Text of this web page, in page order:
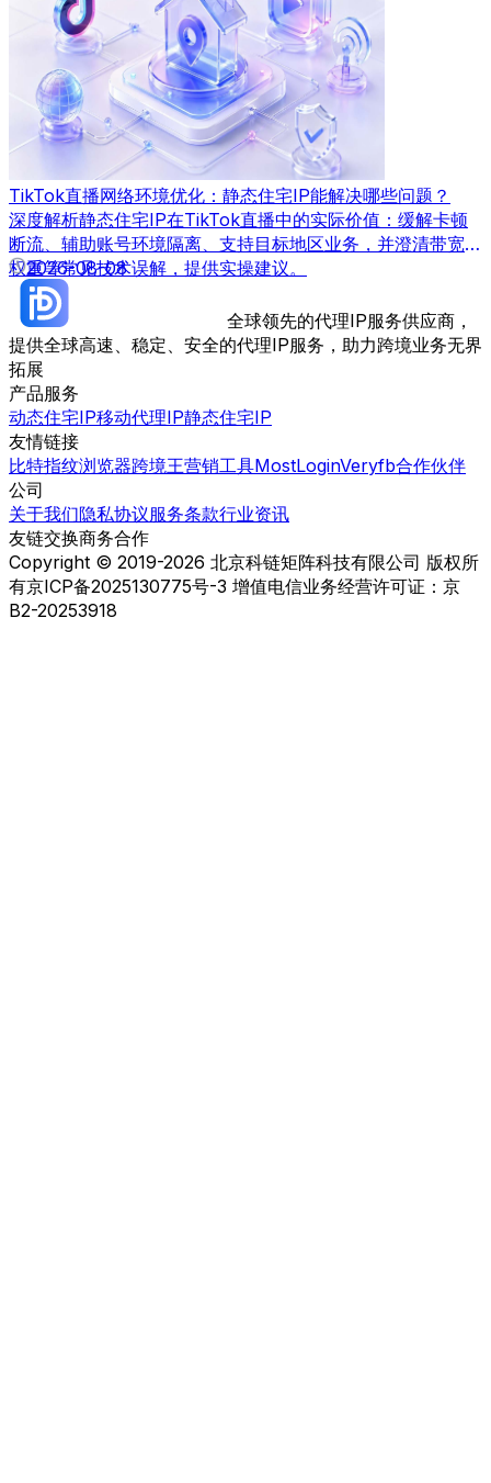
TikTok直播网络环境优化：静态住宅IP能解决哪些问题？
深度解析静态住宅IP在TikTok直播中的实际价值：缓解卡顿
断流、辅助账号环境隔离、支持目标地区业务，并澄清带宽、
权重等常见技术误解，提供实操建议。
2026-08-08
全球领先的代理IP服务供应商，
提供全球高速、稳定、安全的代理IP服务，助力跨境业务无界
拓展
产品服务
动态住宅IP移动代理IP静态住宅IP
友情链接
比特指纹浏览器跨境王营销工具MostLoginVeryfb合作伙伴
公司
关于我们隐私协议服务条款行业资讯
友链交换商务合作
Copyright © 2019-2026 北京科链矩阵科技有限公司 版权所
有京ICP备2025130775号-3 增值电信业务经营许可证：京
B2-20253918